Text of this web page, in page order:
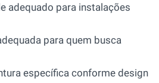
adequado para instalações
para quem busca
específica conforme design